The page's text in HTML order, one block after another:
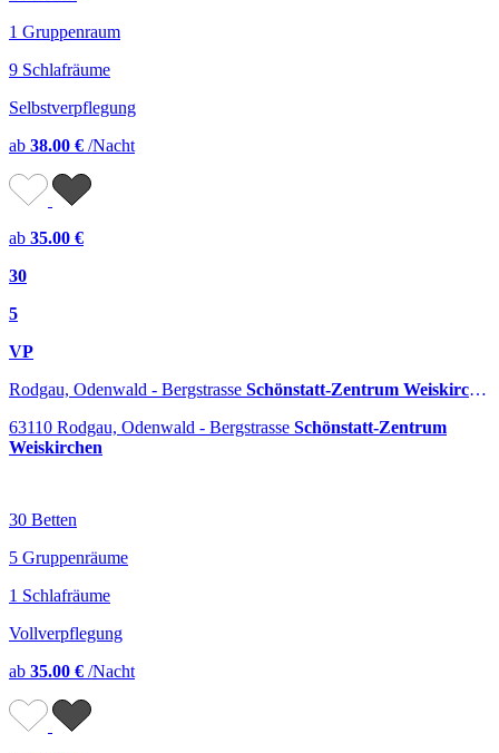
1 Gruppenraum
9 Schlafräume
Selbstverpflegung
ab 38.00 € /Nacht
ab 35.00 €
30
5
VP
Rodgau, Odenwald - Bergstrasse Schönstatt-Zentrum Weiskirchen
63110 Rodgau, Odenwald - Bergstrasse Schönstatt-Zentrum
Weiskirchen
30 Betten
5 Gruppenräume
1 Schlafräume
Vollverpflegung
ab 35.00 € /Nacht